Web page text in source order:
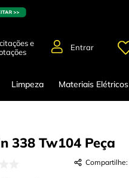
e
Entrar
Limpeza Materiais Elétricos
338 Tw104 Peça